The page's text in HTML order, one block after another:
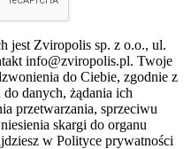
jest Zviropolis sp. z o.o., ul.
info@zviropolis.pl. Twoje
do Ciebie, zgodnie z
danych, żądania ich
przetwarzania, sprzeciwu
skargi do organu
w Polityce prywatności